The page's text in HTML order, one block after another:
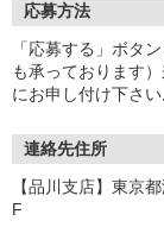
応募方法
「応募する」ボタ
も承っております
にお申し付け下さい
連絡先住所
【品川支店】東京
F